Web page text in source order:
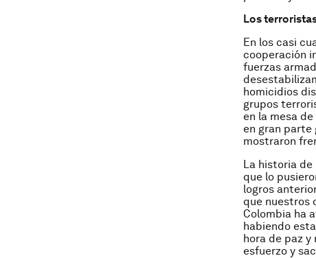
Los
En los casi
cooperación
fuerzas
homicidios
grupos
en la mesa
en gran parte
mostraron
La historia
que lo
logros
que nuestros
Colombia ha
habiendo
hora de paz y
esfuerzo y